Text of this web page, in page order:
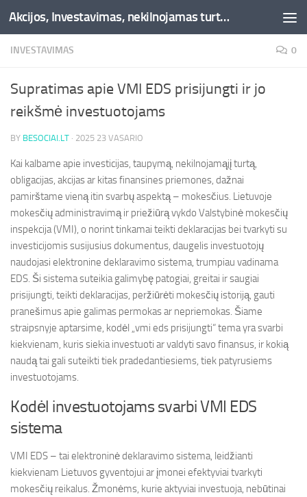
Skip to content Akcijos, Investavimas, nekilnojamas turtas, kriptovaliutos - Besociai.lt
INVESTAVIMAS 0
Supratimas apie VMI EDS prisijungti ir jo
reikšmė investuotojams
BY BESOCIAI.LT · 2025 23 VASARIO
Kai kalbame apie investicijas, taupymą, nekilnojamąjį turtą,
obligacijas, akcijas ar kitas finansines priemones, dažnai
pamirštame vieną itin svarbų aspektą – mokesčius. Lietuvoje
mokesčių administravimą ir priežiūrą vykdo Valstybinė mokesčių
inspekcija (VMI), o norint tinkamai teikti deklaracijas bei tvarkyti su
investicijomis susijusius dokumentus, daugelis investuotojų
naudojasi elektronine deklaravimo sistema, trumpiau vadinama
EDS. Ši sistema suteikia galimybę patogiai, greitai ir saugiai
prisijungti, teikti deklaracijas, peržiūrėti mokesčių istoriją, gauti
pranešimus apie galimas permokas ar nepriemokas. Šiame
straipsnyje aptarsime, kodėl „vmi eds prisijungti“ tema yra svarbi
kiekvienam, kuris siekia investuoti ar valdyti savo finansus, ir kokią
naudą tai gali suteikti tiek pradedantiesiems, tiek patyrusiems
investuotojams.
Kodėl investuotojams svarbi VMI EDS
sistema
VMI EDS – tai elektroninė deklaravimo sistema, leidžianti
kiekvienam Lietuvos gyventojui ar įmonei efektyviai tvarkyti
mokesčių reikalus. Žmonėms, kurie aktyviai investuoja, nebūtinai